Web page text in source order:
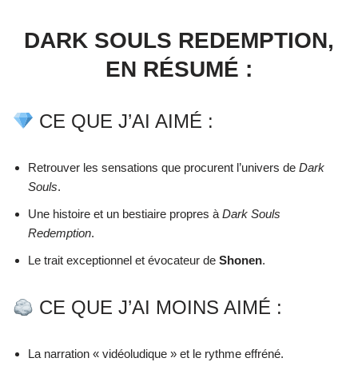
DARK SOULS REDEMPTION,
EN RÉSUMÉ :
CE QUE J’AI AIMÉ :
Retrouver les sensations que procurent l’univers de Dark
Souls.
Une histoire et un bestiaire propres àDark Souls
Redemption.
Le trait exceptionnel et évocateur de Shonen.
CE QUE J’AI MOINS AIMÉ :
La narration « vidéoludique » et le rythme effréné.